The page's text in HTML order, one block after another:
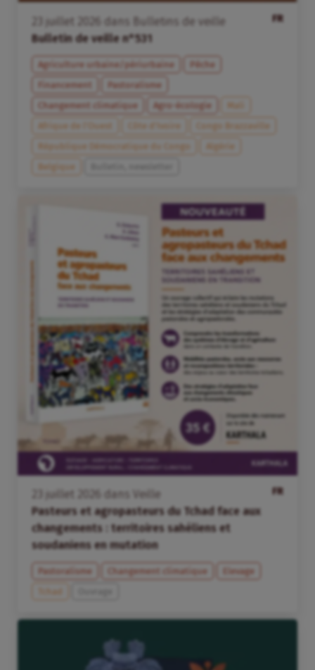
FR
juillet dans
Bulletins de veille
Bulletin de veille n°531
Agriculture urbaine/périurbaine
Pêche
Financement
Pastoralisme
Changement climatique
Agro-écologie
Mali
Afrique de l’Ouest
Côte d’Ivoire
Congo Brazzaville
République Démocratique du Congo
Algérie
Belgique
FR
juillet dans
Veille
Pasteurs et agropasteurs du Tchad face aux
changements : territoires sahéliens et
soudaniens en mutation
Pastoralisme Changement climatique
Elevage
Tchad